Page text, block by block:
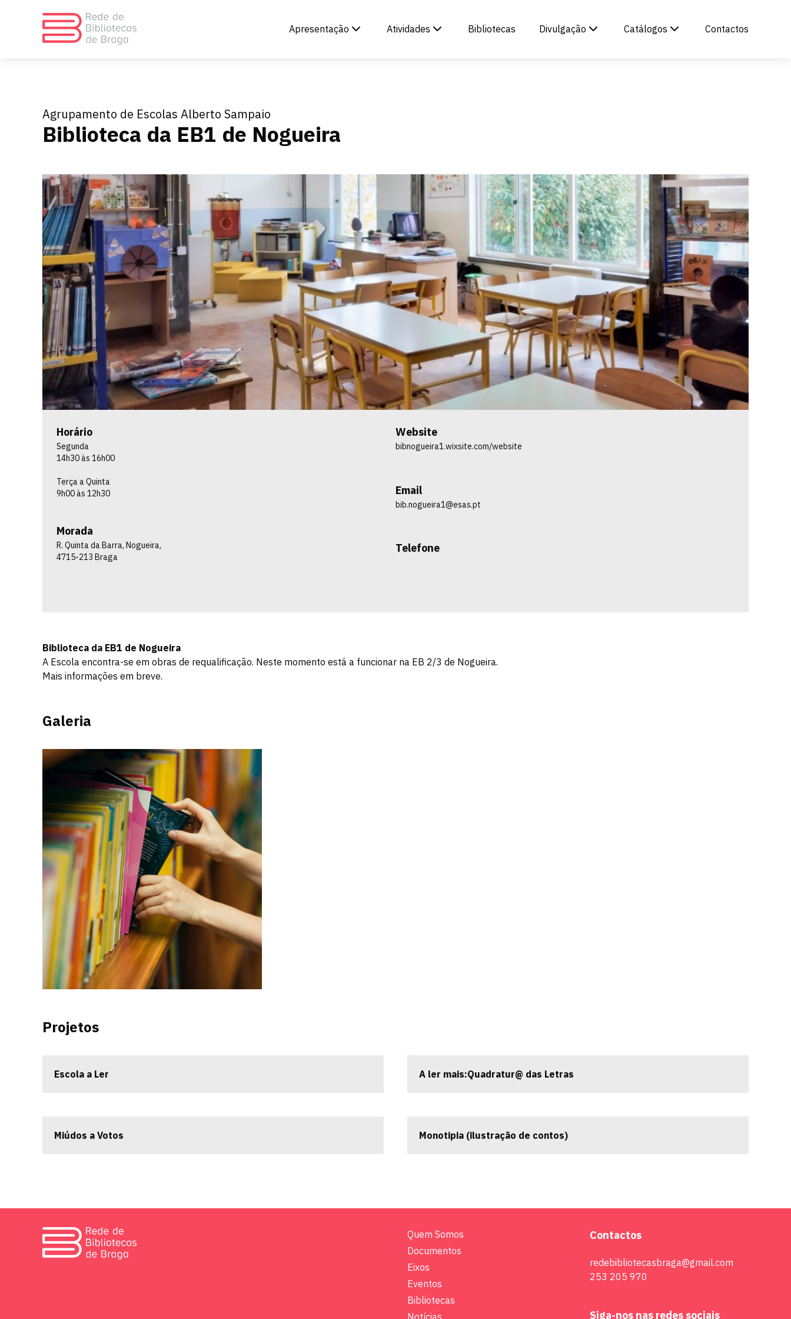
Apresentação Atividades Bibliotecas Divulgação Catálogos Contactos
Agrupamento de Escolas Alberto Sampaio
Biblioteca da EB1 de Nogueira
Horário
Segunda
14h30 às 16h00
Terça a Quinta
9h00 às 12h30
Morada
R. Quinta da Barra, Nogueira,
4715-213 Braga
Website
bibnogueira1.wixsite.com/website
Email
bib.nogueira1@esas.pt
Telefone
Biblioteca da EB1 de Nogueira
A Escola encontra-se em obras de requalificação. Neste momento está a funcionar na EB 2/3 de Nogueira.
Mais informações em breve.
Galeria
Projetos
Escola a Ler A ler mais:Quadratur@ das Letras
Miúdos a Votos Monotipia (ilustração de contos)
Quem Somos
Documentos
Eixos
Eventos
Bibliotecas
Contactos
redebibliotecasbraga@gmail.com
253 205 970
Siga-nos nas redes sociais